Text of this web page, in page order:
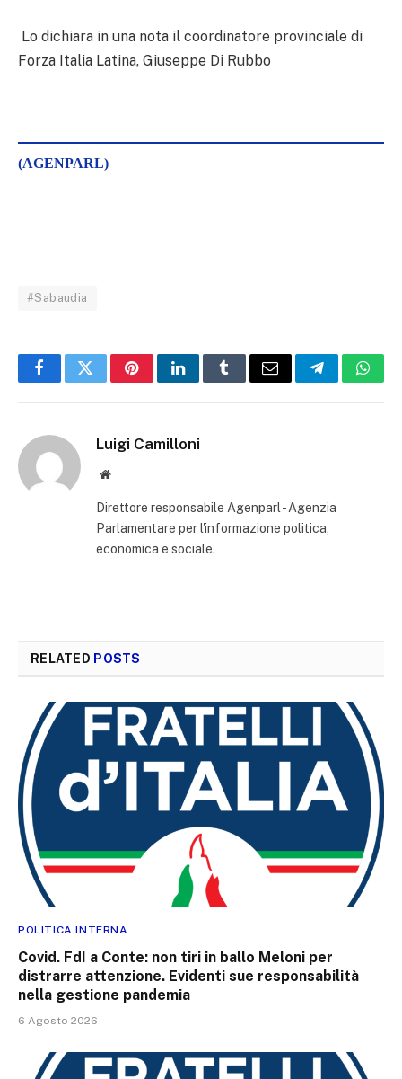
Lo dichiara in una nota il coordinatore provinciale di
Forza Italia Latina, Giuseppe Di Rubbo
(AGENPARL)
#Sabaudia
FacebookTwitterPinterestLinkedInTumblrEmail Telegram
Luigi Camilloni
Website
Direttore responsabile Agenparl - Agenzia
Parlamentare per l'informazione politica,
economica e sociale.
RELATED POSTS
POLITICA INTERNA
Covid. FdI a Conte: non tiri in ballo Meloni per
distrarre attenzione. Evidenti sue responsabilità
nella gestione pandemia
6 Agosto 2026